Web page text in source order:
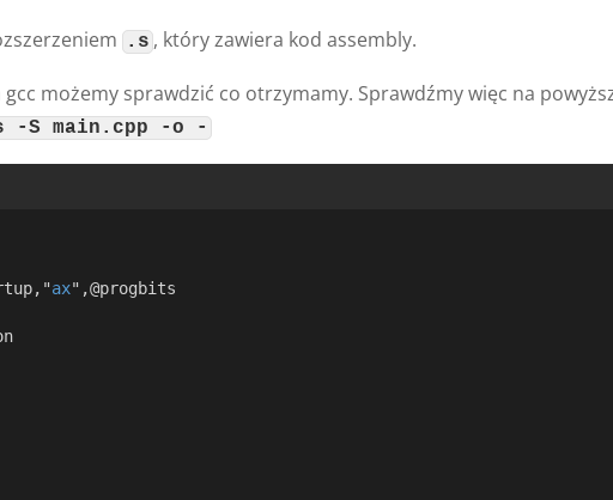
.s , który zawiera kod assembly.
możemy sprawdzić co otrzymamy. Sprawdźmy więc na
-S main.cpp -o -
ax",@progbits